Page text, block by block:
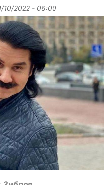
10/2022 - 06:00